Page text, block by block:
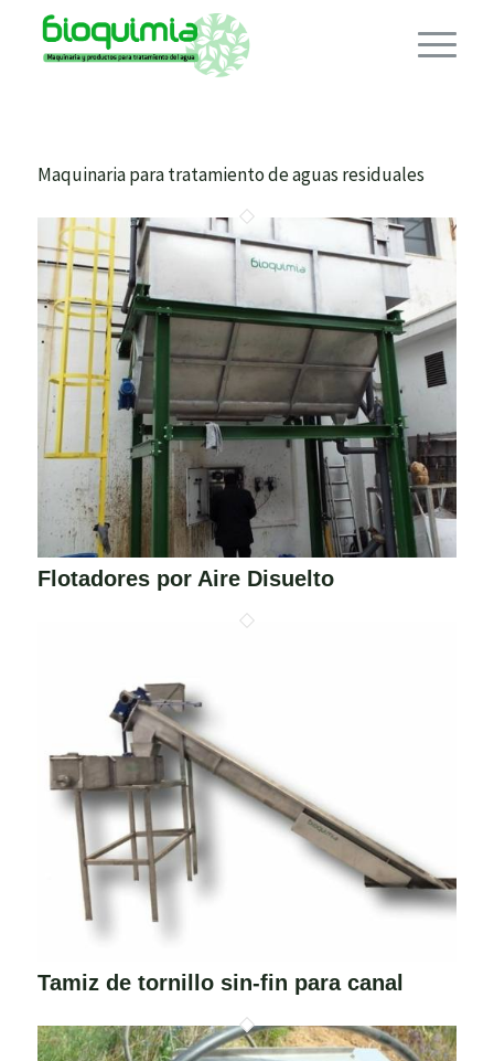
Maquinaria para tratamiento de aguas residuales
Flotadores por Aire Disuelto
Tamiz de tornillo sin-fin para canal